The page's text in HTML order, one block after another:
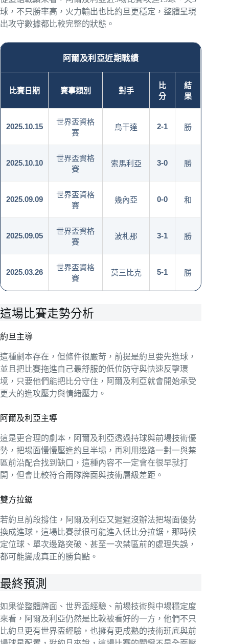
球，不只勝率高，火力輸出也比約旦更穩定，整體呈現
出攻守數據都比較完整的狀態。
阿爾及利亞近期戰績
比賽日期 賽事類別 對手
比
分
結
果
2025.10.15
世界盃資格
賽
烏干達 2-1 勝
2025.10.10
世界盃資格
賽
索馬利亞 3-0 勝
2025.09.09
世界盃資格
賽
幾內亞 0-0 和
2025.09.05
世界盃資格
賽
波札那 3-1 勝
2025.03.26
世界盃資格
賽
莫三比克 5-1 勝
這場比賽走勢分析
約旦主導
這種劇本存在，但條件很嚴苛，前提是約旦要先進球，
並且把比賽拖進自己最舒服的低位防守與快速反擊環
境，只要他們能把比分守住，阿爾及利亞就會開始承受
更大的進攻壓力與情緒壓力。
阿爾及利亞主導
這是更合理的劇本，阿爾及利亞透過持球與前場技術優
勢，把場面慢慢壓進約旦半場，再利用邊路一對一與禁
區前沿配合找到缺口，這種內容不一定會在很早就打
開，但會比較符合兩隊牌面與技術層級差距。
雙方拉鋸
若約旦前段撐住，阿爾及利亞又遲遲沒辦法把場面優勢
換成進球，這場比賽就很可能進入低比分拉鋸，那時候
定位球、單次邊路突破、甚至一次禁區前的處理失誤，
都可能變成真正的勝負點。
最終預測
如果從整體牌面、世界盃經驗、前場技術與中場穩定度
來看，阿爾及利亞仍然是比較被看好的一方，他們不只
比約旦更有世界盃經驗，也擁有更成熟的技術班底與前